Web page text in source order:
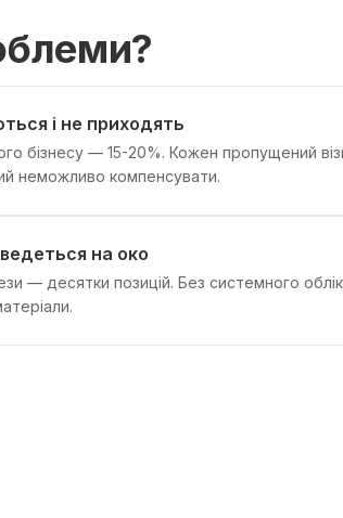
і не приходять
бізнесу — 15-20%. Кожен пропущений
неможливо компенсувати.
на око
— десятки позицій. Без системного